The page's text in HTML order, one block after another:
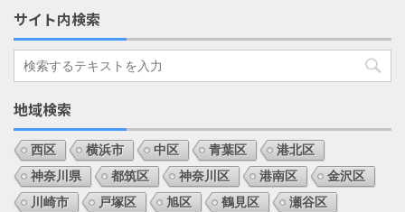
サイト内検索
地域検索
西区 横浜市 中区 青葉区
港北区
神奈川県
都筑区 神奈川区 港南区
金沢区
川崎市
戸塚区 旭区 鶴見区
瀬谷区